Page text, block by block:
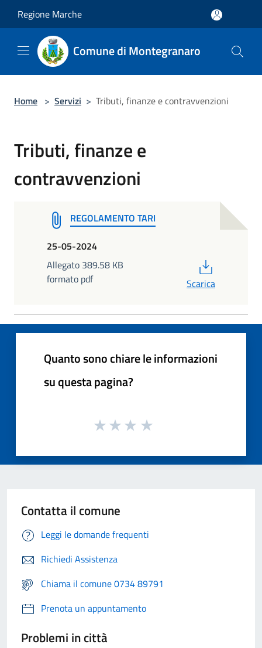
Regione Marche
Comune di Montegranaro
Home > Servizi > Tributi, finanze e contravvenzioni
Tributi, finanze e
contravvenzioni
REGOLAMENTO TARI
25-05-2024
Allegato 389.58 KB
formato pdf
Scarica
Quanto sono chiare le informazioni
su questa pagina?
Contatta il comune
Leggi le domande frequenti
Richiedi Assistenza
Chiama il comune 0734 89791
Prenota un appuntamento
Problemi in città